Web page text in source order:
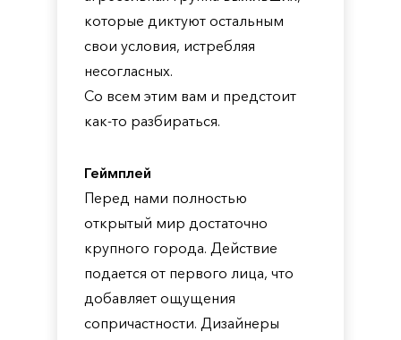
которые диктуют остальным
свои условия, истребляя
несогласных.
Со всем этим вам и предстоит
как-то разбираться.
Геймплей
Перед нами полностью
открытый мир достаточно
крупного города. Действие
подается от первого лица, что
добавляет ощущения
сопричастности. Дизайнеры